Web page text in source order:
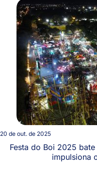
20 de out. de 2025
Festa do Boi 2025
impulsiona